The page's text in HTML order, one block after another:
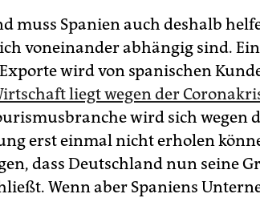
muss Spanien auch deshalb
voneinander abhängig sind.
wird von spanischen
liegt wegen der
wird sich wegen
erst einmal nicht erholen
dass Deutschland nun seine
Wenn aber Spaniens